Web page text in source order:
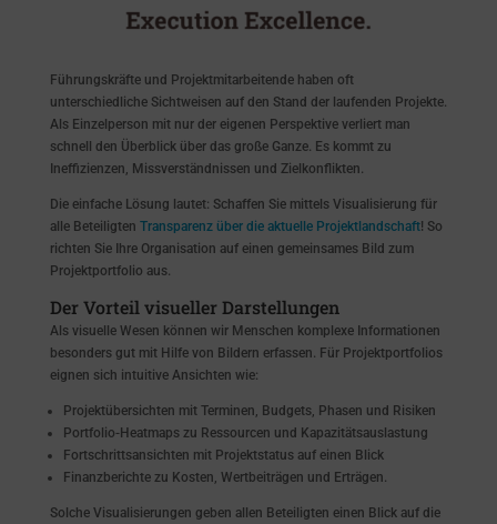
Führungskräfte und Projektmitarbeitende haben oft
unterschiedliche Sichtweisen auf den Stand der laufenden Projekte.
Als Einzelperson mit nur der eigenen Perspektive verliert man
schnell den Überblick über das große Ganze. Es kommt zu
Ineffizienzen, Missverständnissen und Zielkonflikten.
Die einfache Lösung lautet: Schaffen Sie mittels Visualisierung für
alle Beteiligten Transparenz über die aktuelle Projektlandschaft! So
richten Sie Ihre Organisation auf einen gemeinsames Bild zum
Projektportfolio aus.
Der Vorteil visueller Darstellungen
Als visuelle Wesen können wir Menschen komplexe Informationen
besonders gut mit Hilfe von Bildern erfassen. Für Projektportfolios
eignen sich intuitive Ansichten wie:
Projektübersichten mit Terminen, Budgets, Phasen und Risiken
Portfolio-Heatmaps zu Ressourcen und Kapazitätsauslastung
Fortschrittsansichten mit Projektstatus auf einen Blick
Finanzberichte zu Kosten, Wertbeiträgen und Erträgen.
Solche Visualisierungen geben allen Beteiligten einen Blick auf die